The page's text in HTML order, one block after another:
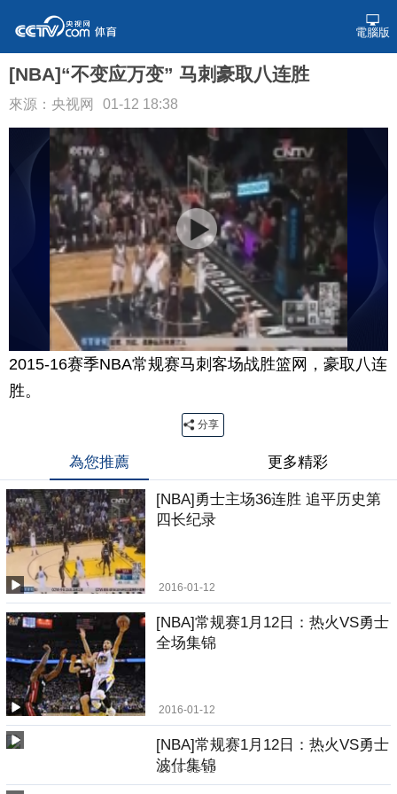
電腦版
[NBA]“不变应万变” 马刺豪取八连胜
來源：央视网 01-12 18:38
2015-16赛季NBA常规赛马刺客场战胜篮网，豪取八连
胜。
分享
為您推薦 更多精彩
[NBA]勇士主场36连胜 追平历史第
四长纪录
2016-01-12
[NBA]常规赛1月12日：热火VS勇士
全场集锦
2016-01-12
[NBA]常规赛1月12日：热火VS勇士
波什集锦
2016-01-12